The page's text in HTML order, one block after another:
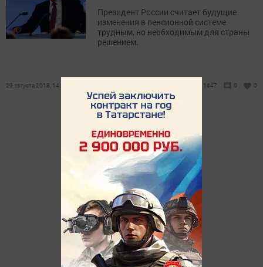
Президент России считает будущие
изменения в пенсионной системе
трудным, но необходимым для страны
решением.
29 августа 2018, 14:11 1647 0 0